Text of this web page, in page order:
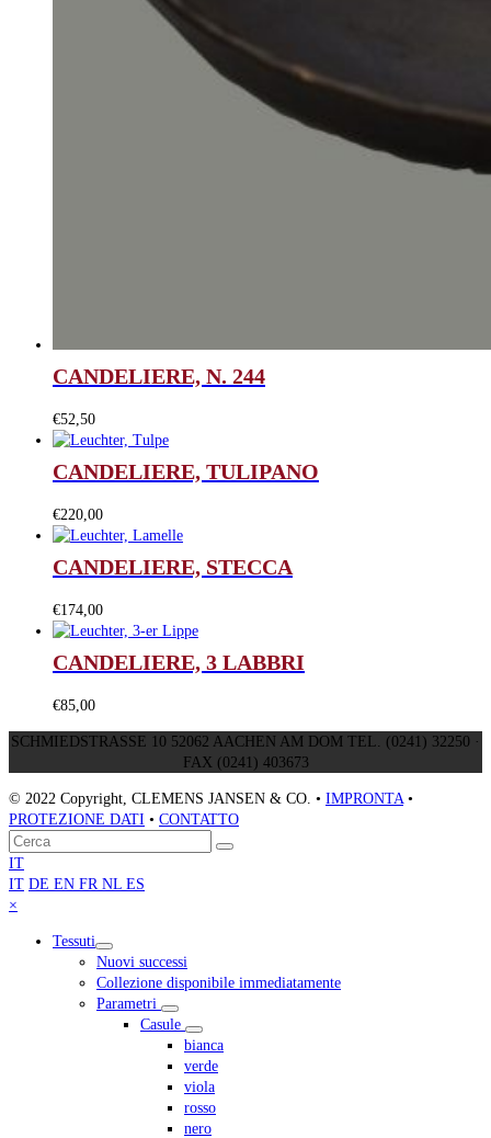
CANDELIERE, N. 244
€52,50
CANDELIERE, TULIPANO
€220,00
CANDELIERE, STECCA
€174,00
CANDELIERE, 3 LABBRI
€85,00
SCHMIEDSTRASSE 10 52062 AACHEN AM DOM TEL. (0241) 32250 ·
FAX (0241) 403673
© 2022 Copyright, CLEMENS JANSEN & CO. • IMPRONTA•
PROTEZIONE DATI • CONTATTO
Torna
in
cima
Cerca
Invia
IT
IT DE EN FR NL ES
×
menu
Tessuti
Nuovi successi
Collezione disponibile immediatamente
Parametri
Casule
bianca
verde
viola
rosso
nero